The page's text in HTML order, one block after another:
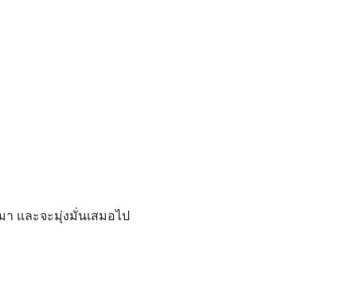
า และจะมุ่งมั่นเสมอไป